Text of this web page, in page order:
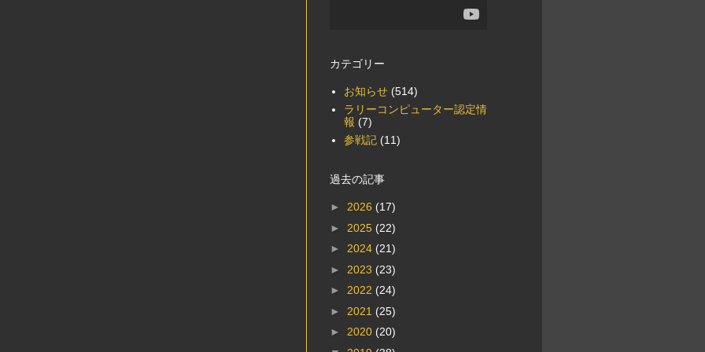
カテゴリー
お知らせ (514)
ラリーコンピューター認定情
報 (7)
参戦記 (11)
過去の記事
► 2026 (17)
► 2025 (22)
► 2024 (21)
► 2023 (23)
► 2022 (24)
► 2021 (25)
► 2020 (20)